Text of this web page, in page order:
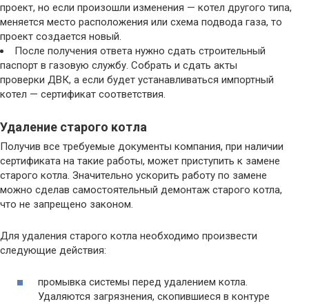
проект, но если произошли изменения — котел другого типа,
меняется место расположения или схема подвода газа, то
проект создается новый.
После получения ответа нужно сдать строительный
паспорт в газовую службу. Собрать и сдать акты
проверки ДВК, а если будет устанавливаться импортный
котел — сертификат соответствия.
Удаление старого котла
Получив все требуемые документы компания, при наличии
сертификата на такие работы, может приступить к замене
старого котла. Значительно ускорить работу по замене
можно сделав самостоятельный демонтаж старого котла,
что не запрещено законом.
Для удаления старого котла необходимо произвести
следующие действия:
промывка системы перед удалением котла.
Удаляются загрязнения, скопившиеся в контуре